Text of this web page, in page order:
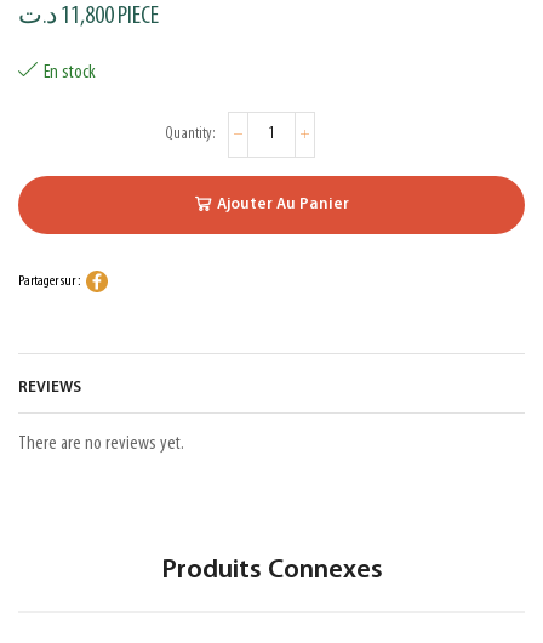
11,800د.ت PIECE
En stock
Ajouter Au Panier
Partager sur :
REVIEWS
There are no reviews yet.
Produits Connexes